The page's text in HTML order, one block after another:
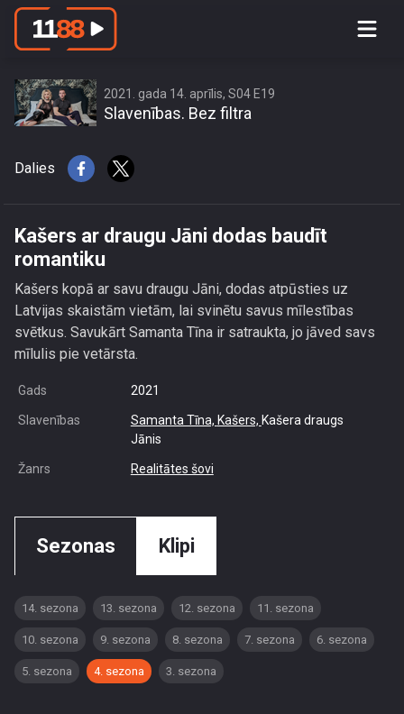
Kašers ar draugu Jāni dodas baudīt
2021. gada 14. aprīlis, S04 E19
Slavenības. Bez filtra
Dalies
Kašers ar draugu Jāni dodas baudīt
romantiku
Kašers kopā ar savu draugu Jāni, dodas atpūsties uz
Latvijas skaistām vietām, lai svinētu savus mīlestības
svētkus. Savukārt Samanta Tīna ir satraukta, jo jāved savs
mīlulis pie vetārsta.
Gads 2021
Slavenības Samanta Tīna, Kašers, Kašera draugs
Jānis
Žanrs Realitātes šovi
Sezonas Klipi
14. sezona 13. sezona 12. sezona 11. sezona
10. sezona 9. sezona 8. sezona 7. sezona 6. sezona
5. sezona 4. sezona 3. sezona